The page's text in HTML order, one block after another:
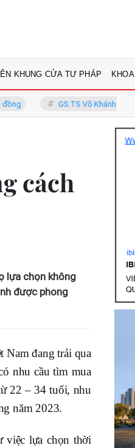
KHUNG CỬA TƯ PHÁP
GS.TS Võ Khánh Vinh - Ủy viên Hội
cách
lựa chọn không
được phong
Nam đang trải qua
nhu cầu tìm mua
22 – 34 tuổi, nhu
năm 2023.
việc lựa chọn thời